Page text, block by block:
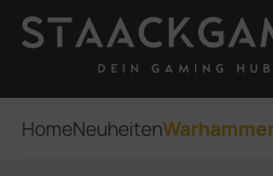
Hauptinhalt springen
Zur Suche springen
HomeNeuheiten